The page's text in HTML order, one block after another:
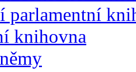
parlamentní
knihovna